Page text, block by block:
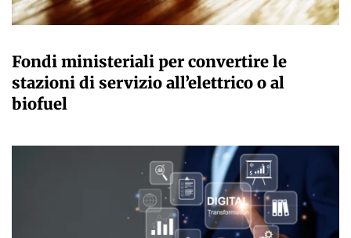
Fondi ministeriali per convertire le
stazioni di servizio all’elettrico o al
biofuel